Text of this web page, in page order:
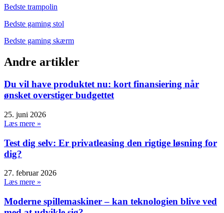
Bedste trampolin
Bedste gaming stol
Bedste gaming skærm
Andre artikler
Du vil have produktet nu: kort finansiering når
ønsket overstiger budgettet
25. juni 2026
Læs mere »
Test dig selv: Er privatleasing den rigtige løsning for
dig?
27. februar 2026
Læs mere »
Moderne spillemaskiner – kan teknologien blive ved